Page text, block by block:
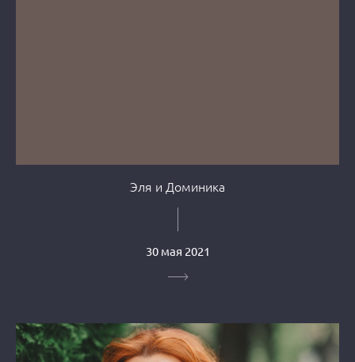
Эля и Доминика
30 мая 2021